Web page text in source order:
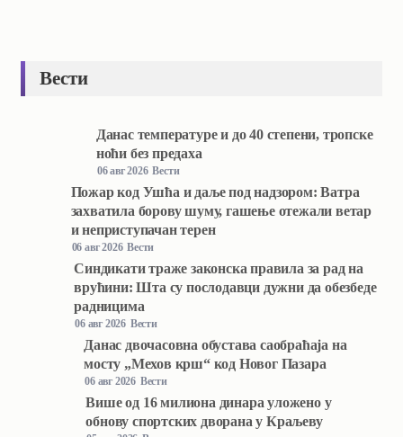
Вести
Данас температуре и до 40 степени, тропске
ноћи без предаха
06 авг 2026 Вести
Пожар код Ушћа и даље под надзором: Ватра
захватила борову шуму, гашење отежали ветар
и неприступачан терен
06 авг 2026 Вести
Синдикати траже законска правила за рад на
врућини: Шта су послодавци дужни да обезбеде
радницима
06 авг 2026 Вести
Данас двочасовна обустава саобраћаја на
мосту „Мехов крш“ код Новог Пазара
06 авг 2026 Вести
Више од 16 милиона динара уложено у
обнову спортских дворана у Краљеву